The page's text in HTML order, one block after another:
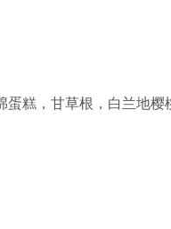
蛋糕，甘草根，白兰地